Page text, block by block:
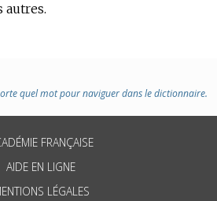
autres.
quel mot pour naviguer dans le dictionnaire.
FRANÇAISE
AIDE EN LIGNE
LÉGALES